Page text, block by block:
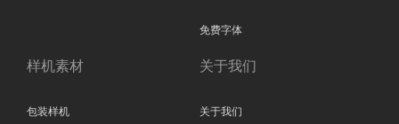
免费字体
样机素材
包装样机
关于我们
关于我们